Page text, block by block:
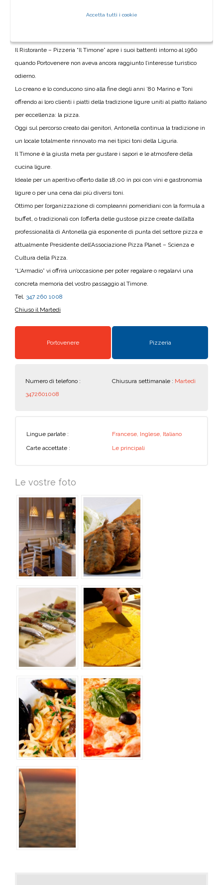
LA CULTURA DELLA PIZZA IN RIVA AL
Il Ristorante – Pizzeria “Il Timone” apre i suoi battenti intorno al 1960
quando Portovenere non aveva ancora raggiunto l’interesse turistico
odierno.
Lo creano e lo conducono sino alla fine degli anni ’80 Marino e Toni
offrendo ai loro clienti i piatti della tradizione ligure uniti al piatto italiano
per eccellenza: la pizza.
Oggi sul percorso creato dai genitori, Antonella continua la tradizione in
un locale totalmente rinnovato ma nei tipici toni della Liguria.
Il Timone è la giusta meta per gustare i sapori e le atmosfere della
cucina ligure.
Ideale per un aperitivo offerto dalle 18,00 in poi con vini e gastronomia
ligure o per una cena dai più diversi toni.
Ottimo per l’organizzazione di compleanni pomeridiani con la formula a
buffet, o tradizionali con l’offerta delle gustose pizze create dall’alta
professionalità di Antonella già esponente di punta del settore pizza e
attualmente Presidente dell’Associazione Pizza Planet – Scienza e
Cultura della Pizza.
“L’Armadio” vi offrirà un’occasione per poter regalare o regalarvi una
concreta memoria del vostro passaggio al Timone.
Tel. 347 260 1008
Chiuso il Martedì
Portovenere Pizzeria
Numero di telefono :
3472601008
Chiusura settimanale : Martedì
Lingue parlate :
Francese, Inglese, Italiano
Carte accettate :
Le principali
Le vostre foto
Accetta tutti i cookie